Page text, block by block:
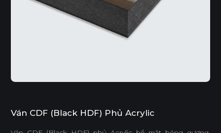
Ván CDF (Black HDF) Phủ Acrylic